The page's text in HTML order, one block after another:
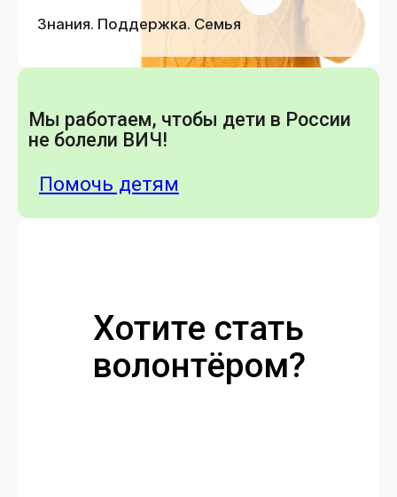
Знания. Поддержка. Семья
Мы работаем, чтобы дети в России
не болели ВИЧ!
Помочь детям
Хотите стать
волонтёром?